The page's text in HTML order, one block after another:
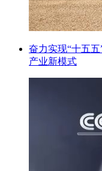
奋力实现“十五
产业新模式